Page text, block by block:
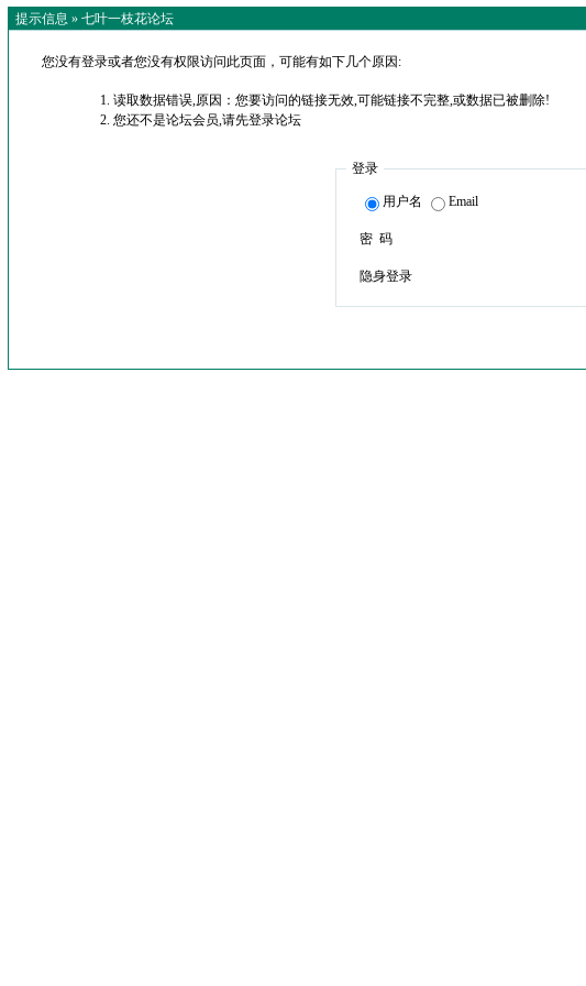
提示信息 » 七叶一枝花论坛
您没有登录或者您没有权限访问此页面，可能有如下几个原因:
读取数据错误,原因：您要访问的链接无效,可能链接不完整,或数据已被删除!
您还不是论坛会员,请先登录论坛
登录
用户名 Email
密 码
隐身登录